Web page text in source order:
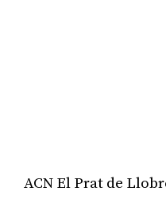
ACN El Prat de